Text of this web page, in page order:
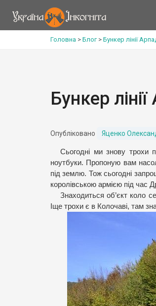
Головна > Блог> Бункер лінії
Бункер
Опубліковано Яценко
Сьогодні ми знову трохи
ноутбуки. Пропоную вам
під землю. Тож сьогодні
королівською армією під час
Знаходиться об’єкт коло
Іще трохи є в Колочаві, там